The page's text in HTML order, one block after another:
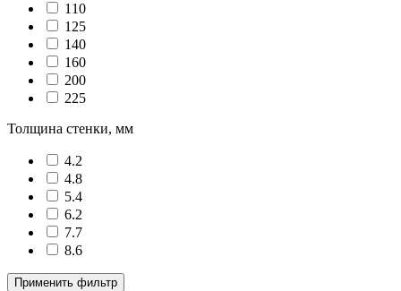
110
125
140
160
200
225
Толщина стенки, мм
4.2
4.8
5.4
6.2
7.7
8.6
Применить фильтр